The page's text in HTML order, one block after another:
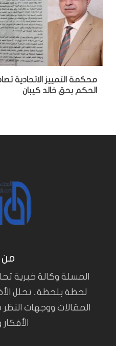
محكمة التمييز الاتحادية
الحكم بحق خالد كيبان
من
المسلة وكالة خبرية
لحظة بلحظة.. تحلل
المقالات ووجهات